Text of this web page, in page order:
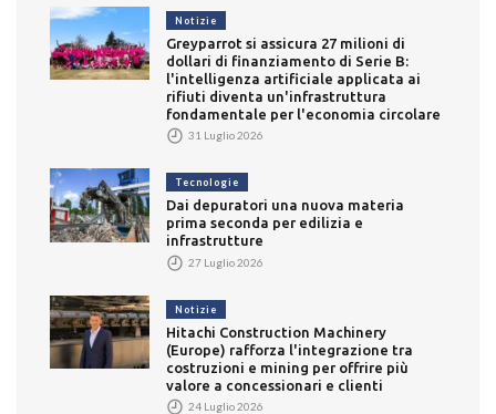
Notizie
Greyparrot si assicura 27 milioni di
dollari di finanziamento di Serie B:
l'intelligenza artificiale applicata ai
rifiuti diventa un'infrastruttura
fondamentale per l'economia circolare
31 Luglio 2026
Tecnologie
Dai depuratori una nuova materia
prima seconda per edilizia e
infrastrutture
27 Luglio 2026
Notizie
Hitachi Construction Machinery
(Europe) rafforza l'integrazione tra
costruzioni e mining per offrire più
valore a concessionari e clienti
24 Luglio 2026